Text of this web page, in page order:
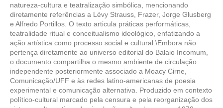
natureza-cultura e teatralização simbólica, mencionando
diretamente referências a Lévy Strauss, Frazer, Jorge Glusberg
e Alfredo Portillos. O texto articula práticas performáticas,
teatralidade ritual e conceitualismo ideológico, enfatizando a
ação artística como processo social e cultural.\Embora não
pertença diretamente ao universo editorial do Balaio Incomum,
o documento compartilha o mesmo ambiente de circulação
independente posteriormente associado a Moacy Cirne,
Comunicação/UFF e às redes latino-americanas de poesia
experimental e comunicação alternativa. Produzido em contexto
político-cultural marcado pela censura e pela reorganização dos